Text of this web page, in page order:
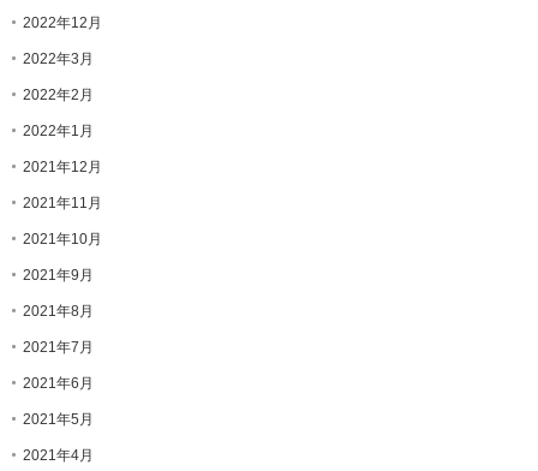
2022年12月
2022年3月
2022年2月
2022年1月
2021年12月
2021年11月
2021年10月
2021年9月
2021年8月
2021年7月
2021年6月
2021年5月
2021年4月